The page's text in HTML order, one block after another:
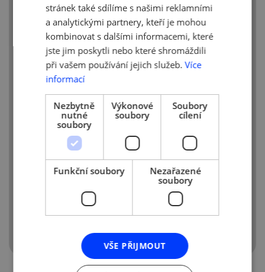
Zpravodaj ke stažení naleznete zde:
https://
gdprlock/file/d/
stránek také sdílíme s našimi reklamními
a analytickými partnery, kteří je mohou
kombinovat s dalšími informacemi, které
jste jim poskytli nebo které shromáždili
při vašem používání jejich služeb. Více
informací
Nezbytně
nutné
soubory
Výkonové
soubory
Soubory
cílení
Funkční soubory
Nezařazené
soubory
VŠE PŘIJMOUT